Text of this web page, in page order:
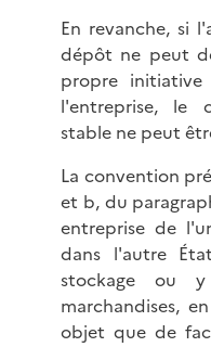
En revanche, si
dépôt ne peut
propre
l'entreprise, le
stable ne peut
La convention
et b, du
entreprise de
dans l'autre
stockage ou
marchandises,
objet que de